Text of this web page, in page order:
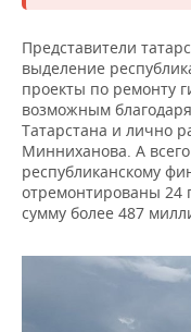
Представители
выделение
проекты по ремонту
возможным
Татарстана и лично
Минниханова. А
республиканскому
отремонтированы 24
сумму более 487